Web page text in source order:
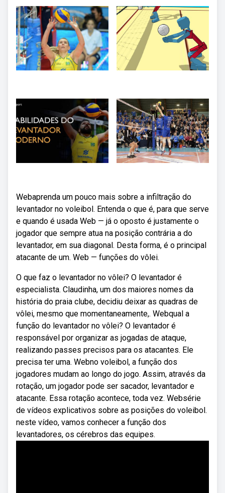
Webaprenda um pouco mais sobre a infiltração do
levantador no voleibol. Entenda o que é, para que serve
e quando é usada Web — já o oposto é justamente o
jogador que sempre atua na posição contrária a do
levantador, em sua diagonal. Desta forma, é o principal
atacante de um. Web — funções do vôlei.
O que faz o levantador no vôlei? O levantador é
especialista. Claudinha, um dos maiores nomes da
história do praia clube, decidiu deixar as quadras de
vôlei, mesmo que momentanea­mente,. Webqual a
função do levantador no vôlei? O levantador é
responsável por organizar as jogadas de ataque,
realizando passes precisos para os atacantes. Ele
precisa ter uma. Webno voleibol, a função dos
jogadores mudam ao longo do jogo. Assim, através da
rotação, um jogador pode ser sacador, levantador e
atacante. Essa rotação acontece, toda vez. Websérie
de vídeos explicativos sobre as posições do voleibol.
neste vídeo, vamos conhecer a função dos
levantadores, os cérebros das equipes.